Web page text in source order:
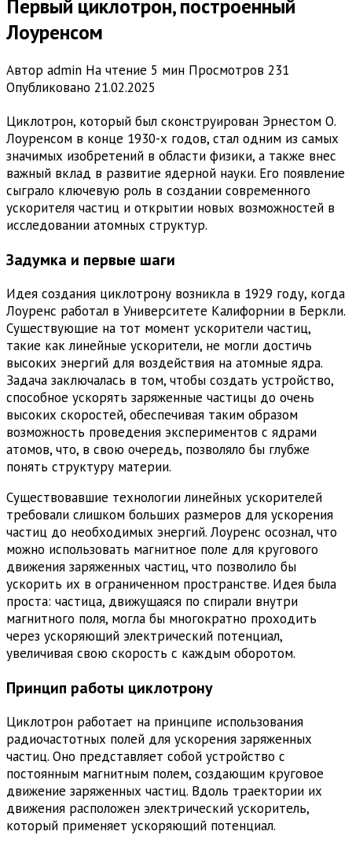
Первый циклотрон, построенный
Лоуренсом
Автор admin На чтение 5 мин Просмотров 231
Опубликовано 21.02.2025
Циклотрон, который был сконструирован Эрнестом О.
Лоуренсом в конце 1930-х годов, стал одним из самых
значимых изобретений в области физики, а также внес
важный вклад в развитие ядерной науки. Его появление
сыграло ключевую роль в создании современного
ускорителя частиц и открытии новых возможностей в
исследовании атомных структур.
Задумка и первые шаги
Идея создания циклотрону возникла в 1929 году, когда
Лоуренс работал в Университете Калифорнии в Беркли.
Существующие на тот момент ускорители частиц,
такие как линейные ускорители, не могли достичь
высоких энергий для воздействия на атомные ядра.
Задача заключалась в том, чтобы создать устройство,
способное ускорять заряженные частицы до очень
высоких скоростей, обеспечивая таким образом
возможность проведения экспериментов с ядрами
атомов, что, в свою очередь, позволяло бы глубже
понять структуру материи.
Существовавшие технологии линейных ускорителей
требовали слишком больших размеров для ускорения
частиц до необходимых энергий. Лоуренс осознал, что
можно использовать магнитное поле для кругового
движения заряженных частиц, что позволило бы
ускорить их в ограниченном пространстве. Идея была
проста: частица, движущаяся по спирали внутри
магнитного поля, могла бы многократно проходить
через ускоряющий электрический потенциал,
увеличивая свою скорость с каждым оборотом.
Принцип работы циклотрону
Циклотрон работает на принципе использования
радиочастотных полей для ускорения заряженных
частиц. Оно представляет собой устройство с
постоянным магнитным полем, создающим круговое
движение заряженных частиц. Вдоль траектории их
движения расположен электрический ускоритель,
который применяет ускоряющий потенциал.